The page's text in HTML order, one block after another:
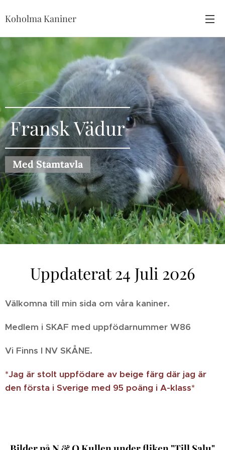
Koholma Kaniner
Fransk Vädur
Med Stamtavla
Uppdaterat 24 Juli 2026
Välkomna till min sida om våra kaniner.
Medlem i SKAF med uppfödarnummer W86
Vi Finns I NV SKÅNE.
*Jag är stolt uppfödare av beige färg där jag är
den första i Sverige med 95 poäng i A-klass*